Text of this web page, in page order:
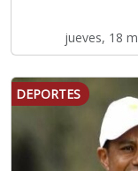
jueves, 18
DEPORTES